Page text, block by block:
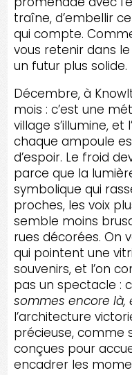
traîne, d’embellir
qui compte.
vous retenir dans
un futur plus solide.
Décembre, à
mois : c’est une
village s’illumine, et
chaque ampoule
d’espoir. Le froid
parce que la
symbolique qui
proches, les voix
semble moins
rues décorées. On
qui pointent une
souvenirs, et l’on
pas un spectacle :
sommes encore là,
l’architecture
précieuse, comme
conçues pour
encadrer les